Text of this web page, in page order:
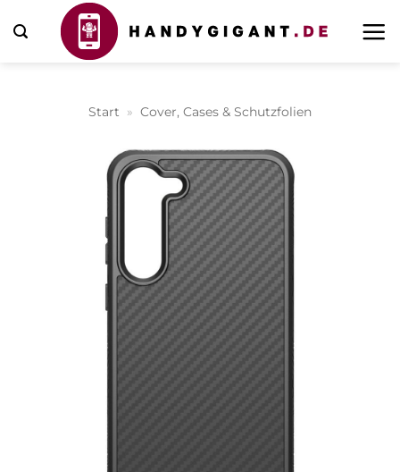
Inhalt
Start » Cover, Cases & Schutzfolien